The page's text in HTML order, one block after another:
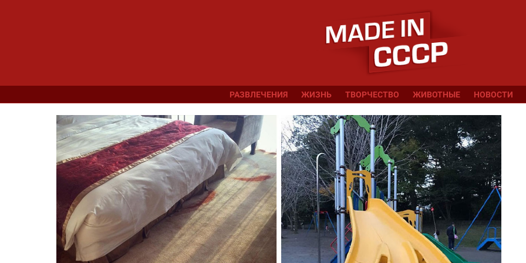
РАЗВЛЕЧЕНИЯ ЖИЗНЬ ТВОРЧЕСТВО ЖИВОТНЫЕ НОВОСТИ